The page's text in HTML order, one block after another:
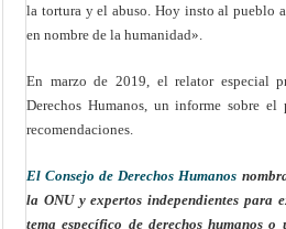
la tortura y el abuso. Hoy insto al pueblo
en nombre de la humanidad».
En marzo de 2019, el relator especial
Derechos Humanos, un informe sobre el
recomendaciones.
El Consejo de Derechos Humanos
la ONU y expertos independientes para
tema específico de derechos humanos